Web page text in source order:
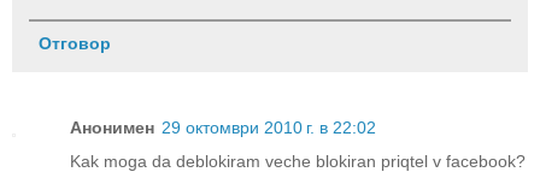
Отговор
Анонимен 29 октомври 2010 г. в 22:02
Kak moga da deblokiram veche blokiran priqtel v facebook?